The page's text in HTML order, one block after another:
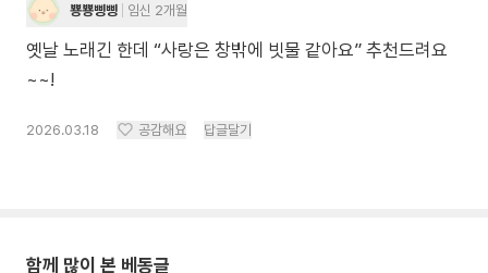
뿅뿅삥삥 임신 2개월
옛날 노래긴 한데 “사랑은 창밖에 빗물 같아요” 추천드려요
~~!
2026.03.18 공감해요 답글달기
함께 많이 본 베동글